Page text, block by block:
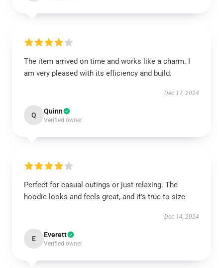
The item arrived on time and works like a charm. I
am very pleased with its efficiency and build.
Dec 17, 2024
Q Quinn
Verified owner
Perfect for casual outings or just relaxing. The
hoodie looks and feels great, and it’s true to size.
Dec 14, 2024
E Everett
Verified owner